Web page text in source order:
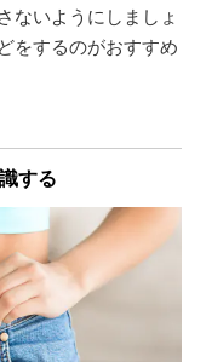
ないようにしましょ
をするのがおすすめ
する